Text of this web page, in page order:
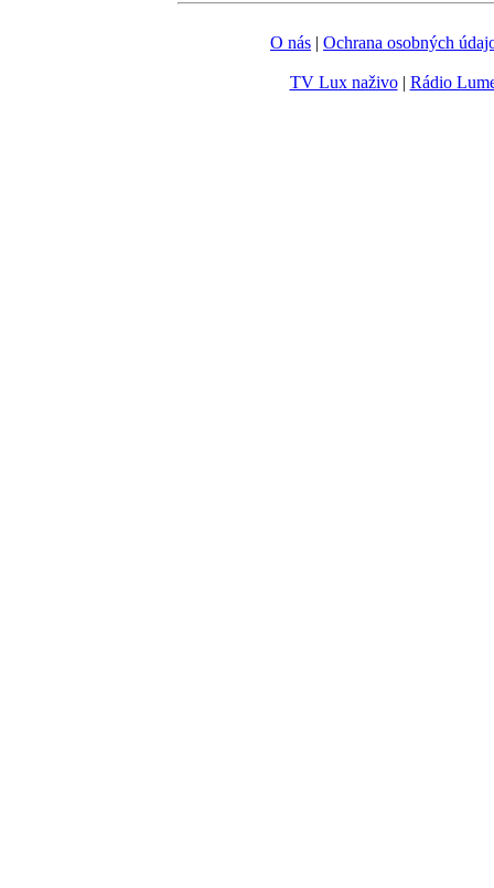
O nás | Ochrana osobných
TV Lux naživo| Rádio